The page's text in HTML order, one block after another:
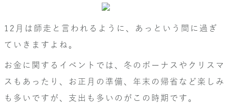
12月は師走と言われるように、あっという間に過ぎ
ていきますよね。
お金に関するイベントでは、冬のボーナスやクリスマ
スもあったり、お正月の準備、年末の帰省など楽しみ
も多いですが、支出も多いのがこの時期です。